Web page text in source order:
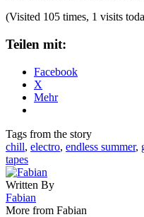
(Visited 105 times, 1 visits
Teilen mit:
Facebook
X
Mehr
Tags from the story
chill, electro, endless summer,
tapes
Written By
Fabian
More from Fabian